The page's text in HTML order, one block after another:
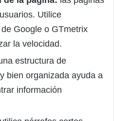
Utilice
Google o GTmetrix
la velocidad.
estructura de
bien organizada ayuda a
información